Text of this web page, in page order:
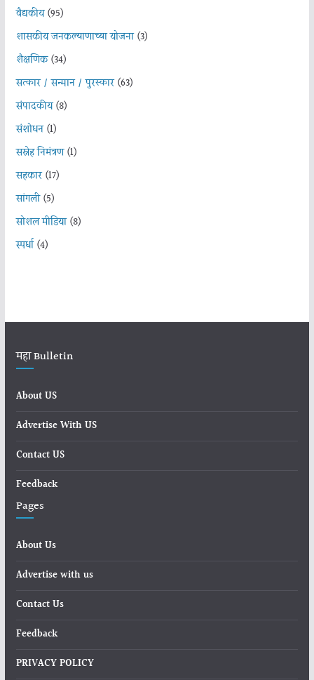
वैद्यकीय(95)
शासकीय जनकल्याणाच्या योजना(3)
शैक्षणिक(34)
सत्कार / सन्मान / पुरस्कार(63)
संपादकीय(8)
संशोधन(1)
सस्नेह निमंत्रण(1)
सहकार(17)
सांगली(5)
सोशल मीडिया(8)
स्पर्धा(4)
महा Bulletin
About US
Advertise With US
Contact US
Feedback
Pages
About Us
Advertise with us
Contact Us
Feedback
PRIVACY POLICY